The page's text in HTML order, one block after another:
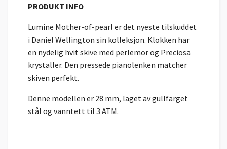
PRODUKT INFO
Lumine Mother-of-pearl er det nyeste tilskuddet
i Daniel Wellington sin kolleksjon. Klokken har
en nydelig hvit skive med perlemor og Preciosa
krystaller. Den pressede pianolenken matcher
skiven perfekt.
Denne modellen er 28 mm, laget av gullfarget
stål og vanntett til 3 ATM.